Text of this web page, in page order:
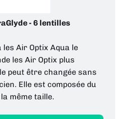
- 6 lentilles
Air Optix Aqua le
les Air Optix plus
peut être changée sans
Elle est composée du
même taille.